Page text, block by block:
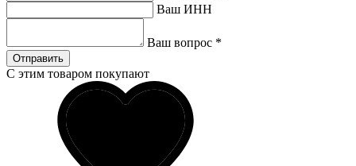
Ваш ИНН
Ваш вопрос *
Отправить
С этим товаром покупают